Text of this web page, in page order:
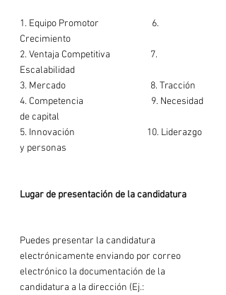
1. Equipo Promotor                         6.
Crecimiento
2. Ventaja Competitiva                   7.
Escalabilidad
3. Mercado                                        8. Tracción
4. Competencia                                9. Necesidad
de capital
5. Innovación                                  10. Liderazgo
y personas
Lugar de presentación de la candidatura
Puedes presentar la candidatura
electrónicamente enviando por correo
electrónico la documentación de la
candidatura a la dirección (Ej.: